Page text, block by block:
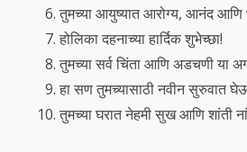
तुमच्या आयुष्यात आरोग्य, आनंद आणि
होलिका दहनाच्या हार्दिक शुभेच्छा!
तुमच्या सर्व चिंता आणि अडचणी या
हा सण तुमच्यासाठी नवीन सुरुवात
तुमच्या घरात नेहमी सुख आणि शांती